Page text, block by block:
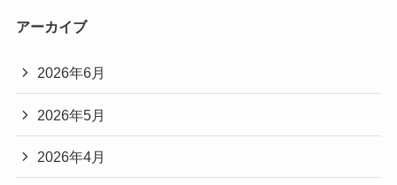
アーカイブ
2026年6月
2026年5月
2026年4月